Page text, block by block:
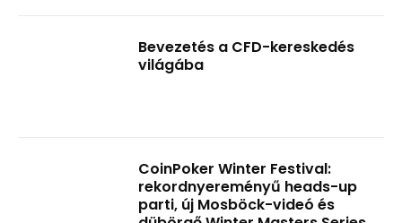
Bevezetés a CFD-kereskedés
világába
CoinPoker Winter Festival:
rekordnyereményű heads-up
parti, új Mosböck-videó és